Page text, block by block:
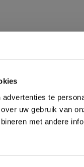
te
uw gebruik van
met andere